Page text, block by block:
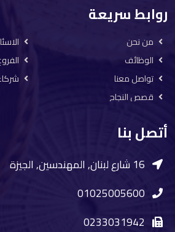
روابط سريعة
من نحن
الوظائف
تواصل معنا
قصص النجاح
أتصل بنا